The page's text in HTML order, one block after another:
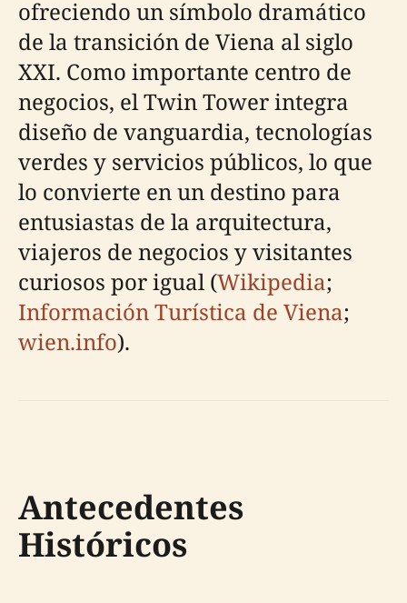
ofreciendo un símbolo dramático
de la transición de Viena al siglo
XXI. Como importante centro de
negocios, el Twin Tower integra
diseño de vanguardia, tecnologías
verdes y servicios públicos, lo que
lo convierte en un destino para
entusiastas de la arquitectura,
viajeros de negocios y visitantes
curiosos por igual (Wikipedia;
Información Turística de Viena;
wien.info).
Antecedentes
Históricos